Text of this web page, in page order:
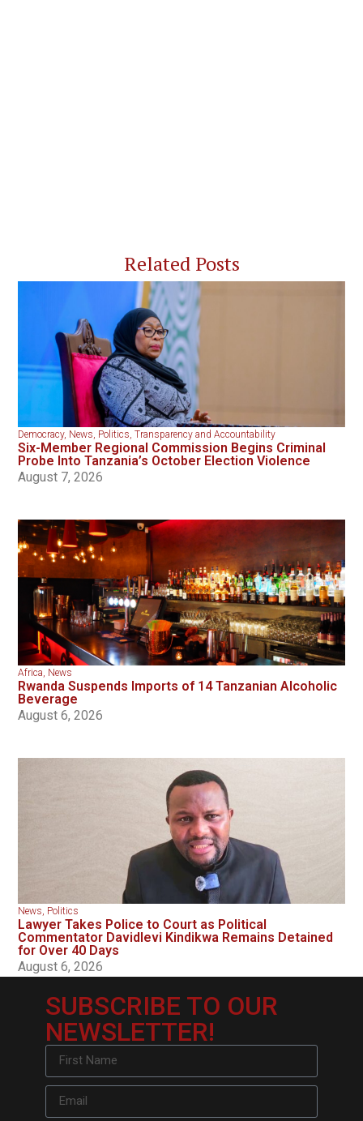
Related Posts
Democracy, News Politics ,Transparency and Accountability
Six-Member Regional Commission Begins Criminal
Probe Into Tanzania’s October Election Violence
August 7, 2026
Africa News
Rwanda Suspends Imports of 14 Tanzanian Alcoholic
Beverage
August 6, 2026
News Politics
Lawyer Takes Police to Court as Political
Commentator Davidlevi Kindikwa Remains Detained
for Over 40 Days
August 6, 2026
SUBSCRIBE TO OUR
NEWSLETTER!